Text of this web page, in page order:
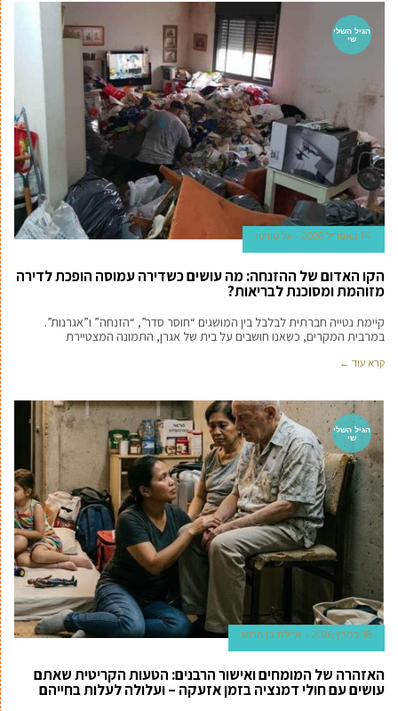
הגיל השלי
שי
14 באפריל 2026 גל טוויטו
הקו האדום של ההזנחה: מה עושים כשדירה עמוסה הופכת לדירה
מזוהמת ומסוכנת לבריאות?
קיימת נטייה חברתית לבלבל בין המושגים “חוסר סדר”, “הזנחה” ו”אגרנות”.
במרבית המקרים, כשאנו חושבים על בית של אגרן, התמונה המצטיירת
קרא עוד ←
הגיל השלי
שי
18 במרץ 2026 איילת בן הרוש
האזהרה של המומחים ואישור הרבנים: הטעות הקריטית שאתם
עושים עם חולי דמנציה בזמן אזעקה – ועלולה לעלות בחייהם